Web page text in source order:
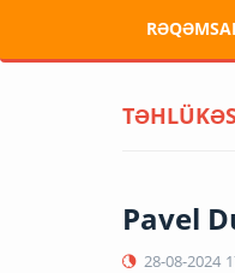
Pavel
28-08-2024